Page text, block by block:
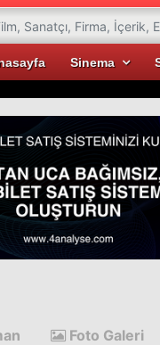
Sinema
Foto Galeri